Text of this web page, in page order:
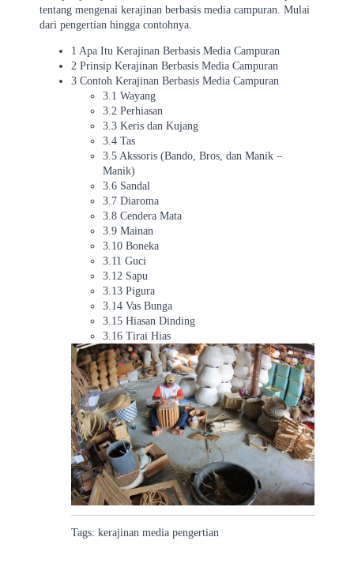
tentang mengenai kerajinan berbasis media campuran. Mulai
dari pengertian hingga contohnya.
1 Apa Itu Kerajinan Berbasis Media Campuran
2 Prinsip Kerajinan Berbasis Media Campuran
3 Contoh Kerajinan Berbasis Media Campuran
3.1 Wayang
3.2 Perhiasan
3.3 Keris dan Kujang
3.4 Tas
3.5 Akssoris (Bando, Bros, dan Manik –
Manik)
3.6 Sandal
3.7 Diaroma
3.8 Cendera Mata
3.9 Mainan
3.10 Boneka
3.11 Guci
3.12 Sapu
3.13 Pigura
3.14 Vas Bunga
3.15 Hiasan Dinding
3.16 Tirai Hias
Tags: kerajinan media pengertian